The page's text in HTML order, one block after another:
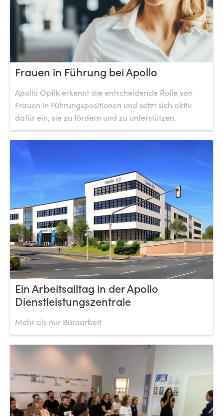
Frauen in Führung bei Apollo
Apollo Optik erkennt die entscheidende Rolle von
Frauen in Führungspositionen und setzt sich aktiv
dafür ein, sie zu fördern und zu unterstützen.
Ein Arbeitsalltag in der Apollo
Dienstleistungszentrale
Mehr als nur Büroarbeit